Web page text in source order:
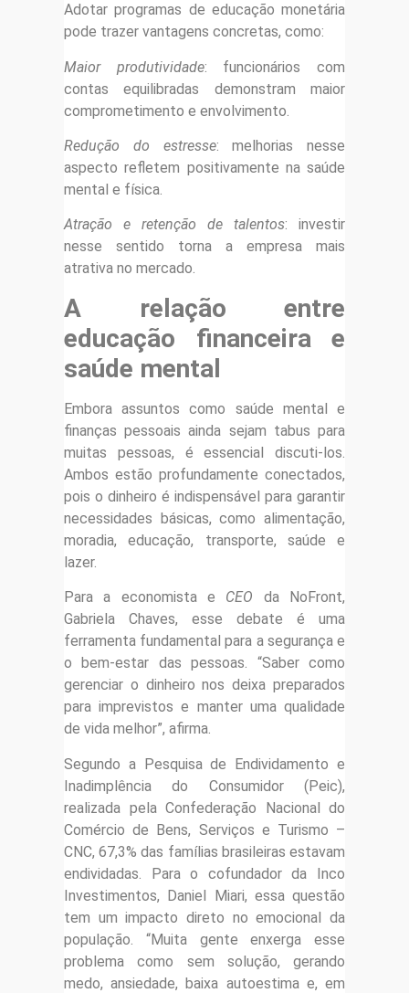
Adotar programas de educação monetária
pode trazer vantagens concretas, como:
Maior produtividade: funcionários com
contas equilibradas demonstram maior
comprometimento e envolvimento.
Redução do estresse: melhorias nesse
aspecto refletem positivamente na saúde
mental e física.
Atração e retenção de talentos: investir
nesse sentido torna a empresa mais
atrativa no mercado.
A relação entre
educação financeira e
saúde mental
Embora assuntos como saúde mental e
finanças pessoais ainda sejam tabus para
muitas pessoas, é essencial discuti-los.
Ambos estão profundamente conectados,
pois o dinheiro é indispensável para garantir
necessidades básicas, como alimentação,
moradia, educação, transporte, saúde e
lazer.
Para a economista e CEO da NoFront,
Gabriela Chaves, esse debate é uma
ferramenta fundamental para a segurança e
o bem-estar das pessoas. “Saber como
gerenciar o dinheiro nos deixa preparados
para imprevistos e manter uma qualidade
de vida melhor”, afirma.
Segundo a Pesquisa de Endividamento e
Inadimplência do Consumidor (Peic),
realizada pela Confederação Nacional do
Comércio de Bens, Serviços e Turismo –
CNC, 67,3% das famílias brasileiras estavam
endividadas. Para o cofundador da Inco
Investimentos, Daniel Miari, essa questão
tem um impacto direto no emocional da
população. “Muita gente enxerga esse
problema como sem solução, gerando
medo, ansiedade, baixa autoestima e, em